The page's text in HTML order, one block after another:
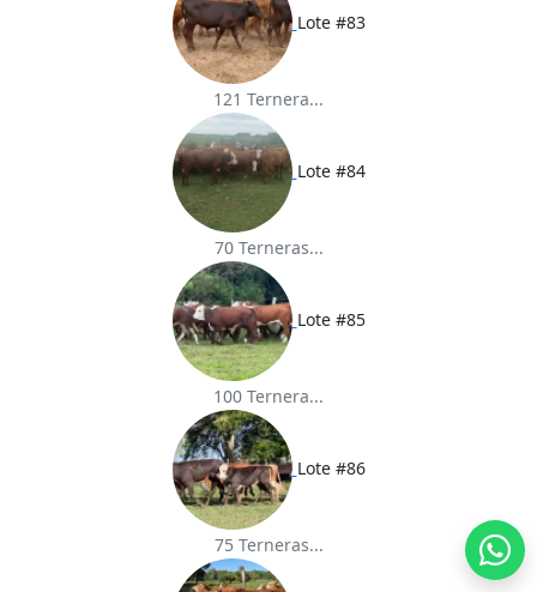
Lote #83
121 Ternera...
Lote #84
70 Terneras...
Lote #85
100 Ternera...
Lote #86
75 Terneras...